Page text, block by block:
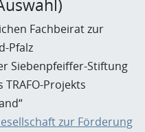
Fachbeirat zur
Pfalz
Siebenpfeiffer-Stiftung
Projekts
zur Förderung